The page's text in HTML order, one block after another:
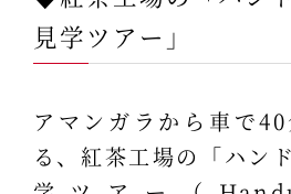
見学ツアー」
アマンガラから車で
る、紅茶工場の「ハン